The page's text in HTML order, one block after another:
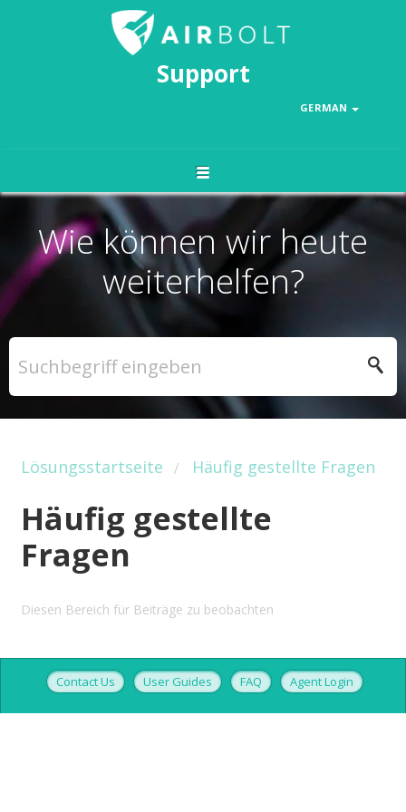
Support
GERMAN
Wie können wir heute
weiterhelfen?
Lösungsstartseite Häufig gestellte Fragen
Häufig gestellte
Fragen
Diesen Bereich für Beiträge zu beobachten
Contact Us User Guides FAQ Agent Login